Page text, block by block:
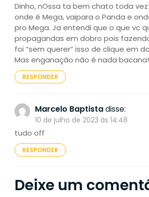
Dinho, nOssa ta bem chato toda
onde é Mega, vaipara o Panda e
pro Mega. Ja entendi que o que vc
propagandas em dobro pois
foi “sem querer” isso de clique em
Mas enganação não é nada
RESPONDER
Marcelo Baptistadisse:
10 de julho de 2023 às 14:48
tudo off
RESPONDER
Deixe um